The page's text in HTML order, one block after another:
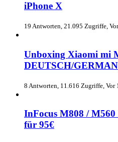
iPhone X
19 Antworten, 21.095 Zugriffe,
Unboxing Xiaomi mi
DEUTSCH/GERMAN
8 Antworten, 11.616 Zugriffe, Vor
InFocus M808 /
für 95€